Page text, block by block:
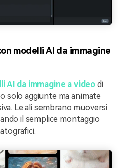
modelli AI da immagine
AI da immagine a video di
solo aggiunte ma animate
Le ali sembrano muoversi
il semplice montaggio